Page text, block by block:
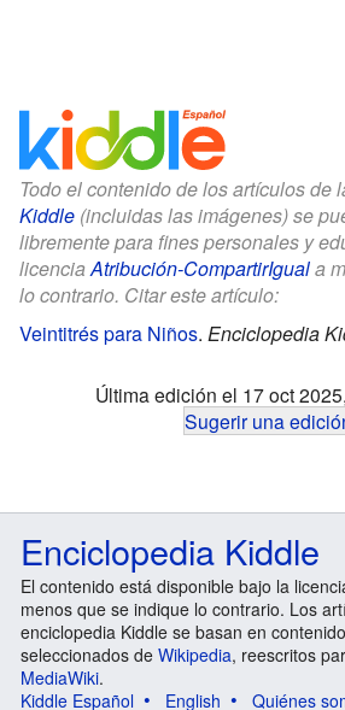
Todo el contenido de los artículos de
Kiddle (incluidas las imágenes) se
libremente para fines personales y
licenciaAtribución-CompartirIguala
lo contrario. Citar este artículo:
Veintitrés para Niños. Enciclopedia
Última edición el 17 oct
Sugerir una
Enciclopedia Kiddle
El contenido está disponible bajo la
menos que se indique lo contrario. Los
enciclopedia Kiddle se basan en
seleccionados de Wikipedia, reescritos
MediaWiki.
Kiddle Español
English Quiénes